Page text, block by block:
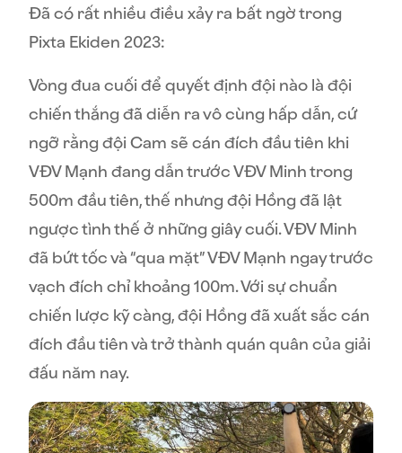
Đã có rất nhiều điều xảy ra bất ngờ trong
Pixta Ekiden 2023:
Vòng đua cuối để quyết định đội nào là đội
chiến thắng đã diễn ra vô cùng hấp dẫn, cứ
ngỡ rằng đội Cam sẽ cán đích đầu tiên khi
VĐV Mạnh đang dẫn trước VĐV Minh trong
500m đầu tiên, thế nhưng đội Hồng đã lật
ngược tình thế ở những giây cuối. VĐV Minh
đã bứt tốc và “qua mặt” VĐV Mạnh ngay trước
vạch đích chỉ khoảng 100m. Với sự chuẩn
chiến lược kỹ càng, đội Hồng đã xuất sắc cán
đích đầu tiên và trở thành quán quân của giải
đấu năm nay.